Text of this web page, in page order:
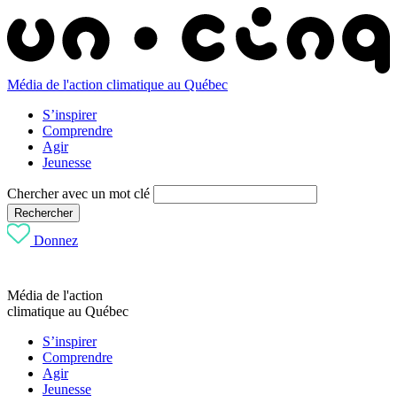
Média de l'action climatique au Québec
S’inspirer
Comprendre
Agir
Jeunesse
Chercher avec un mot clé
Rechercher
Donnez
Média de l'action
climatique au Québec
S’inspirer
Comprendre
Agir
Jeunesse